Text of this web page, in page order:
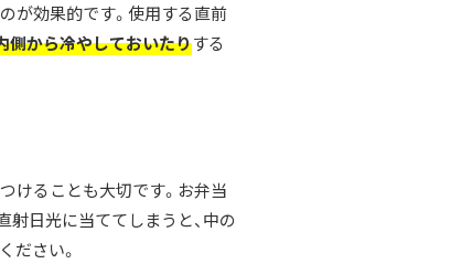
が効果的です。使用する直前
側から冷やしておいたりする
けることも大切です。お弁当
射日光に当ててしまうと、中の
ださい。